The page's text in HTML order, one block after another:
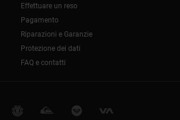
Effettuare un reso
Pagamento
Riparazioni e Garanzie
Protezione dei dati
FAQ e contatti